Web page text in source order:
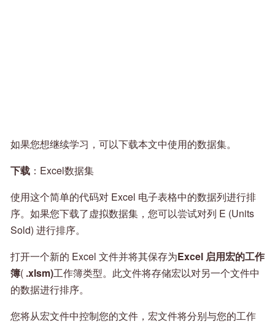
如果您想继续学习，可以下载本文中使用的数据集。
下载 ：Excel数据集
使用这个简单的代码对 Excel 电子表格中的数据列进行排
序。如果您下载了虚拟数据集，您可以尝试对列 E (Units
Sold) 进行排序。
打开一个新的 Excel 文件并将其保存为Excel 启用宏的工作
簿( .xlsm)工作簿类型。此文件将存储宏以对另一个文件中
的数据进行排序。
您将从宏文件中控制您的文件，宏文件将分别与您的工作